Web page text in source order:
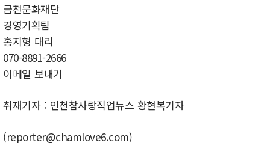
금천문화재단
경영기획팀
홍지형 대리
070-8891-2666
이메일 보내기
취재기자 : 인천참사랑직업뉴스 황현복기자
(reporter@chamlove6.com)